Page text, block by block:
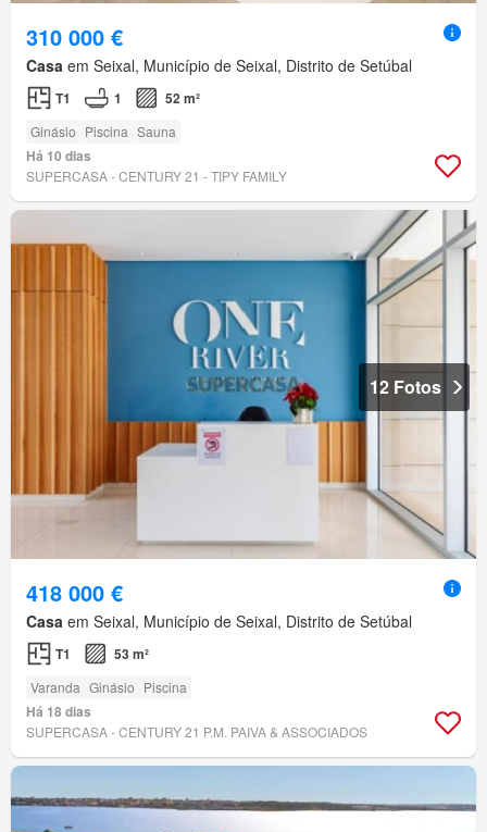
310 000 €
Casa em Seixal, Município de Seixal, Distrito de Setúbal
T1 1 52 m²
Ginásio Piscina Sauna
Há 10 dias
SUPERCASA - CENTURY 21 - TIPY FAMILY
12 Fotos
418 000 €
Casa em Seixal, Município de Seixal, Distrito de Setúbal
T1 53 m²
Varanda Ginásio Piscina
Há 18 dias
SUPERCASA - CENTURY 21 P.M. PAIVA & ASSOCIADOS